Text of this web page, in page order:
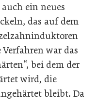
ein neues
das auf dem
war das
bei dem der
wird, die
bleibt. Da